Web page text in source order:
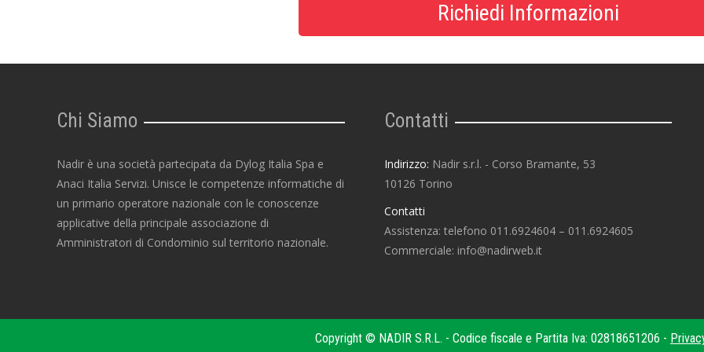
Richiedi Informazioni
Chi Siamo
Nadir è una società partecipata da Dylog Italia Spa e
Anaci Italia Servizi. Unisce le competenze informatiche di
un primario operatore nazionale con le conoscenze
applicative della principale associazione di
Amministratori di Condominio sul territorio nazionale.
Contatti
Indirizzo: Nadir s.r.l. - Corso Bramante, 53
10126 Torino
Contatti
Assistenza: telefono 011.6924604 – 011.6924605
Commerciale: info@nadirweb.it
Copyright © NADIR S.R.L. - Codice fiscale e Partita Iva: 02818651206 -